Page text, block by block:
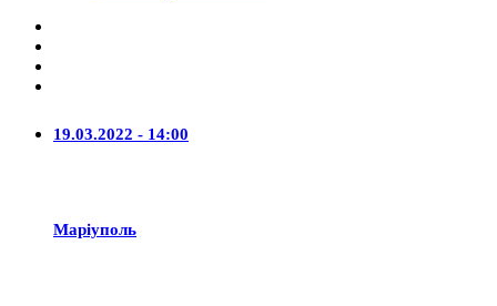
19.03.2022 - 14:00
Маріуполь